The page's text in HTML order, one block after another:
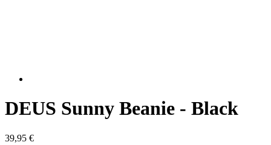
DEUS Sunny Beanie - Black
39,95 €